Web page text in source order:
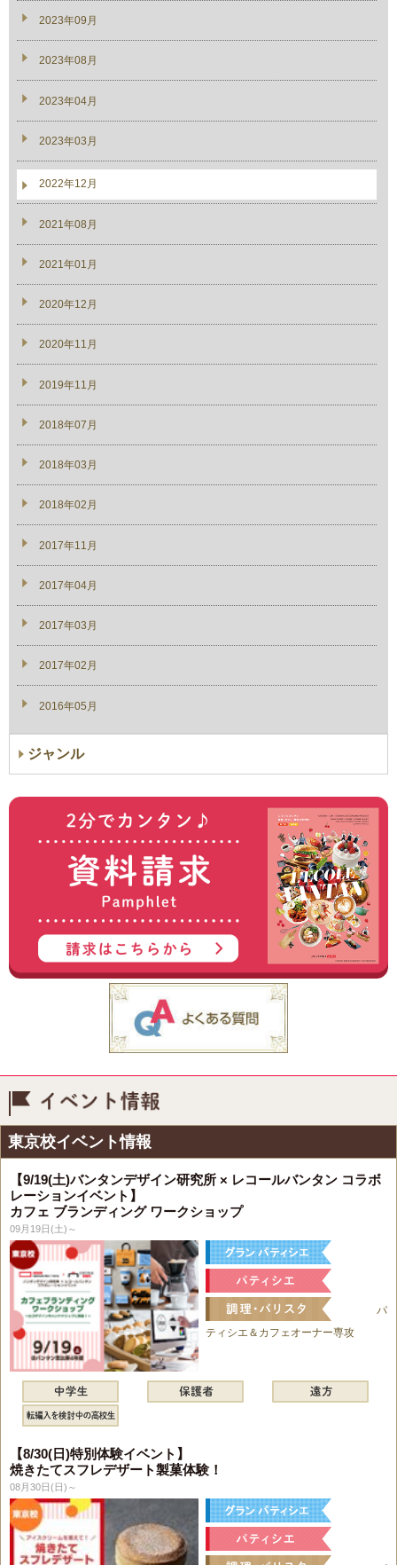
2023年09月
2023年08月
2023年04月
2023年03月
2022年12月
2021年08月
2021年01月
2020年12月
2020年11月
2019年11月
2018年07月
2018年03月
2018年02月
2017年11月
2017年04月
2017年03月
2017年02月
2016年05月
ジャンル
東京校イベント情報
【9/19(土)バンタンデザイン研究所 × レコールバンタン コラボ
レーションイベント】
カフェ ブランディング ワークショップ
09月19日(土)～
パ
ティシエ＆カフェオーナー専攻
【8/30(日)特別体験イベント】
焼きたてスフレデザート製菓体験！
08月30日(日)～